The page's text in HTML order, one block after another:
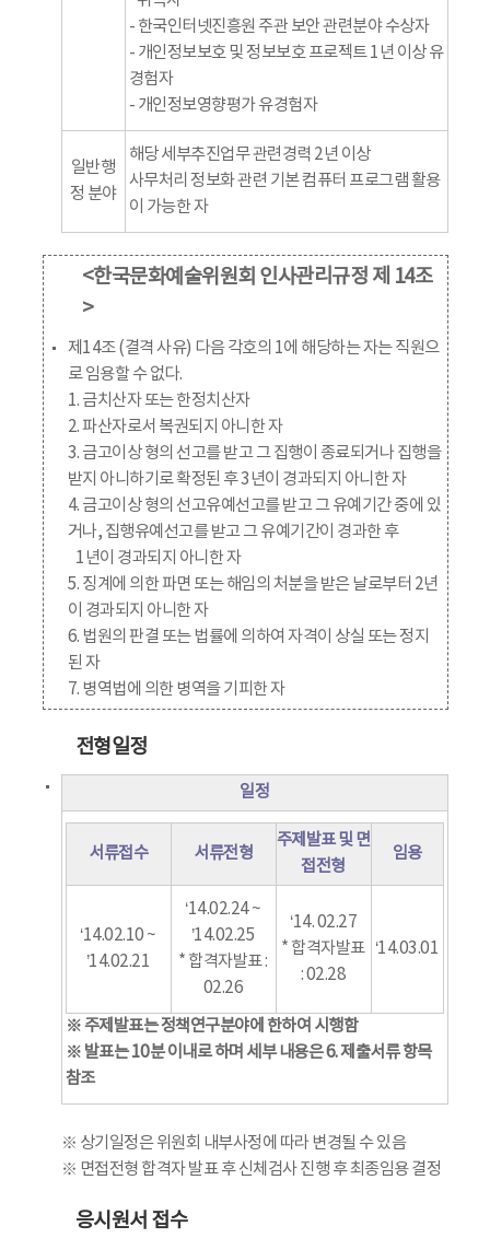
- 한국인터넷진흥원 주관 보안 관련분야 수상자
- 개인정보보호 및 정보보호 프로젝트 1년 이상 유
경험자
- 개인정보영향평가 유경험자
일반행
정 분야
해당 세부추진업무 관련경력 2년 이상
사무처리 정보화 관련 기본 컴퓨터 프로그램 활용
이 가능한 자
<한국문화예술위원회 인사관리규정 제 14조
>
제14조 (결격 사유) 다음 각호의 1에 해당하는 자는 직원으
로 임용할 수 없다.
1. 금치산자 또는 한정치산자
2. 파산자로서 복권되지 아니한 자
3. 금고이상 형의 선고를 받고 그 집행이 종료되거나 집행을
받지 아니하기로 확정된 후 3년이 경과되지 아니한 자
4. 금고이상 형의 선고유예선고를 받고 그 유예기간 중에 있
거나, 집행유예선고를 받고 그 유예기간이 경과한 후
1년이 경과되지 아니한 자
5. 징계에 의한 파면 또는 해임의 처분을 받은 날로부터 2년
이 경과되지 아니한 자
6. 법원의 판결 또는 법률에 의하여 자격이 상실 또는 정지
된 자
7. 병역법에 의한 병역을 기피한 자
전형일정
일정
서류접수 서류전형
주제발표 및 면
접전형
임용
‘14.02.10 ~
’14.02.21
‘14.02.24 ~
’14.02.25
* 합격자발표 :
02.26
‘14. 02.27
* 합격자발표
: 02.28
‘14.03.01
※ 주제발표는 정책연구분야에 한하여 시행함
※ 발표는 10분 이내로 하며 세부 내용은 6. 제출서류 항목
참조
※ 상기일정은 위원회 내부사정에 따라 변경될 수 있음
※ 면접전형 합격자 발표 후 신체검사 진행 후 최종임용 결정
응시원서 접수